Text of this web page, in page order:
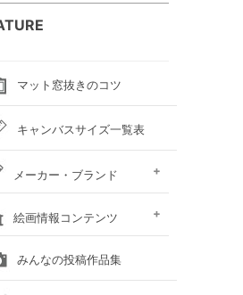
マット窓抜きのコツ
キャンバスサイズ一覧表
メーカー・ブランド
ルベイン
サカベ
ンブラント
ァンゴッホ
ムステルダム
キテックス
ィンザー＆ニュートン
ーウェント
ーナー色彩
ァーバーカステル
カガワ胡粉絵具
ルマン
尾製額所
村大成堂
ルオカ
べてのメーカー・ブランド
絵画情報コンテンツ
国の絵画教室一覧
国の美術館一覧
国の画廊一覧
みんなの投稿作品集